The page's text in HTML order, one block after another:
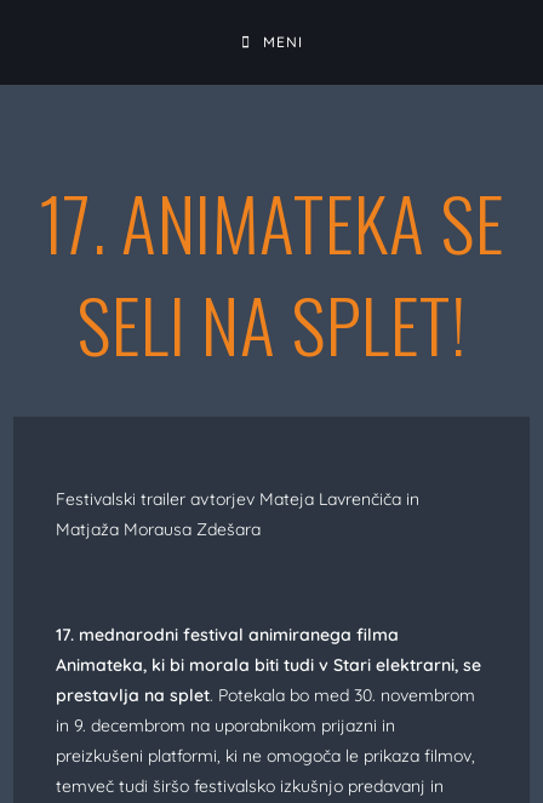
MENI
17. ANIMATEKA SE
SELI NA SPLET!
Festivalski trailer avtorjev Mateja Lavrenčiča in
Matjaža Morausa Zdešara
17. mednarodni festival animiranega filma
Animateka, ki bi morala biti tudi v Stari elektrarni, se
prestavlja na splet. Potekala bo med 30. novembrom
in 9. decembrom na uporabnikom prijazni in
preizkušeni platformi, ki ne omogoča le prikaza filmov,
temveč tudi širšo festivalsko izkušnjo predavanj in